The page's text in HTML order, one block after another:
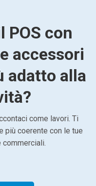
POS con
accessori
adatto alla
come lavori. Ti
più coerente con le tue